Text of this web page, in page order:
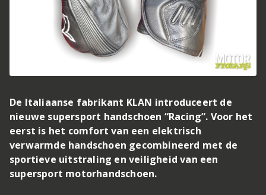
De Italiaanse fabrikant KLAN introduceert de
nieuwe supersport handschoen “Racing”. Voor het
eerst is het comfort van een elektrisch
verwarmde handschoen gecombineerd met de
sportieve uitstraling en veiligheid van een
supersport motorhandschoen.